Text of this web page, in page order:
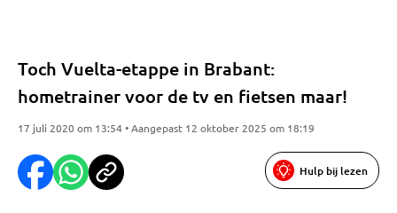
Toch Vuelta-etappe in Brabant:
hometrainer voor de tv en fietsen maar!
17 juli 2020 om 13:54 • Aangepast 12 oktober 2025 om 18:19
Hulp bij lezen